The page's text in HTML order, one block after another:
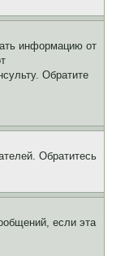
информацию от
Обратите
Обратитесь
если эта